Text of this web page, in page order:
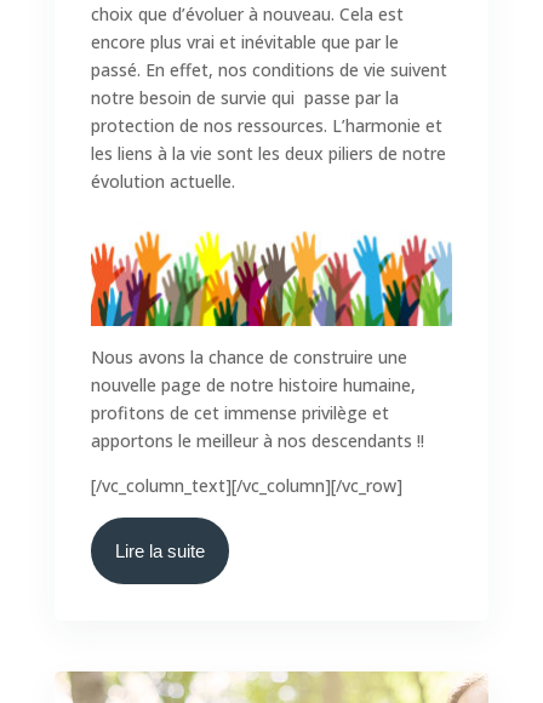
choix que d’évoluer à nouveau. Cela est
encore plus vrai et inévitable que par le
passé. En effet, nos conditions de vie suivent
notre besoin de survie qui passe par la
protection de nos ressources. L’harmonie et
les liens à la vie sont les deux piliers de notre
évolution actuelle.
Nous avons la chance de construire une
nouvelle page de notre histoire humaine,
profitons de cet immense privilège et
apportons le meilleur à nos descendants !!
[/vc_column_text][/vc_column][/vc_row]
Lire la suite